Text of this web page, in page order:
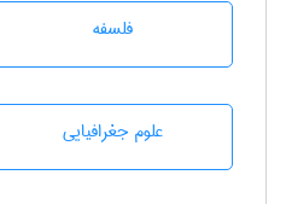
فلسفه
علوم جغرافيايی